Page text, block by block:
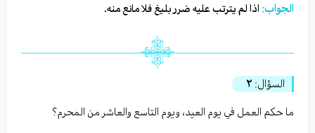
الجواب: اذا لم يترتب عليه ضرر بليغ فلا مانع منه.
السؤال: ٢
ما حكم العمل في يوم العيد، ويوم التاسع والعاشر من المحرم؟